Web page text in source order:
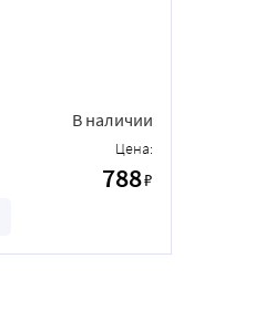
В наличии
Цена:
788₽